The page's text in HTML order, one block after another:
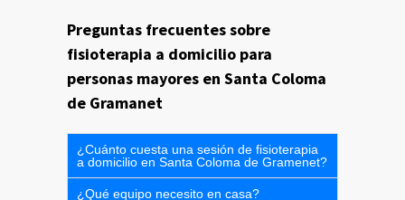
Preguntas frecuentes sobre
fisioterapia a domicilio para
personas mayores en Santa Coloma
de Gramanet
¿Cuánto cuesta una sesión de fisioterapia
a domicilio en Santa Coloma de Gramenet?
¿Qué equipo necesito en casa?